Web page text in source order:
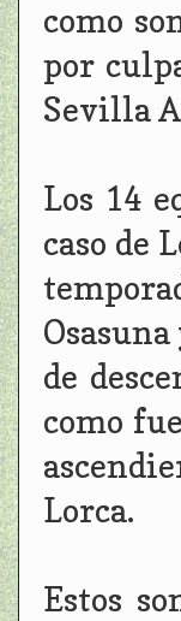
como
por
Sevilla
Los 14
caso de
de
como
Lorca.
Estos